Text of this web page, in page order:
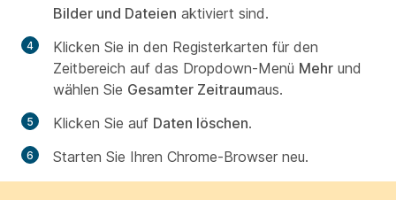
Bilder und Dateien aktiviert sind.
Klicken Sie in den Registerkarten für den
Zeitbereich auf das Dropdown-Menü Mehr und
wählen Sie Gesamter Zeitraumaus.
Klicken Sie auf Daten löschen.
Starten Sie Ihren Chrome-Browser neu.